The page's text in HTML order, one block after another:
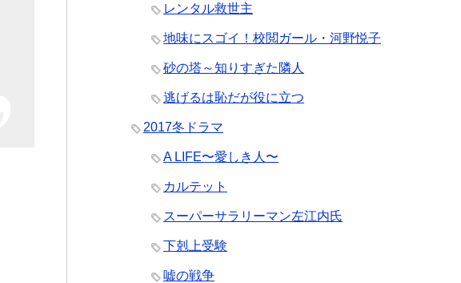
レンタル救世主
地味にスゴイ！校閲ガール・河野悦子
砂の塔～知りすぎた隣人
逃げるは恥だが役に立つ
2017冬ドラマ
A LIFE〜愛しき人〜
カルテット
スーパーサラリーマン左江内氏
下剋上受験
嘘の戦争